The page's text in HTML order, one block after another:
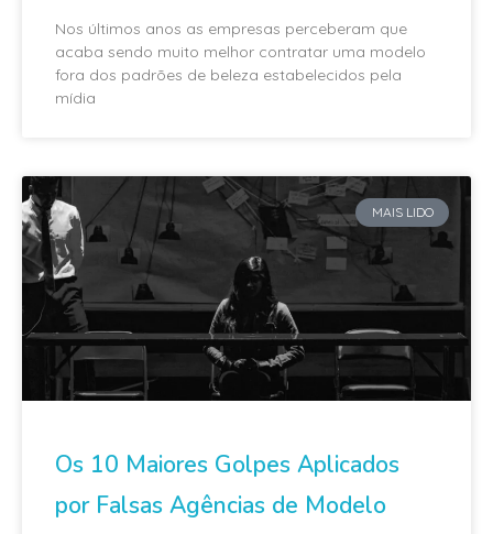
Nos últimos anos as empresas perceberam que
acaba sendo muito melhor contratar uma modelo
fora dos padrões de beleza estabelecidos pela
mídia
MAIS LIDO
Os 10 Maiores Golpes Aplicados
por Falsas Agências de Modelo